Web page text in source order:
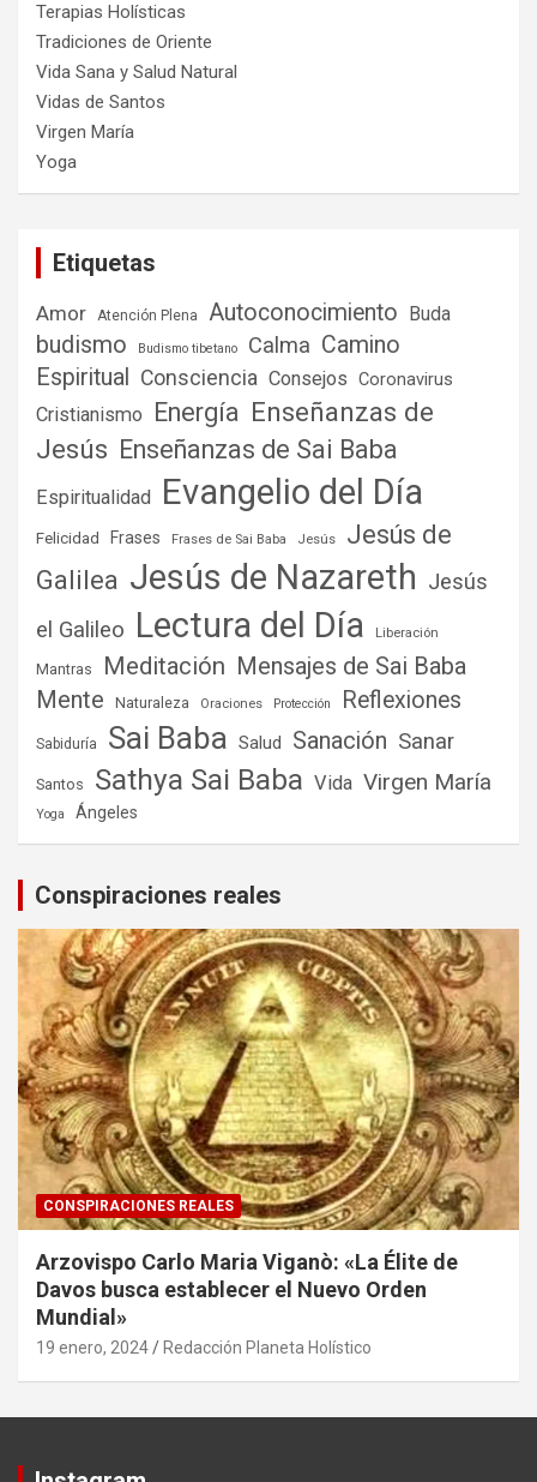
Terapias Holísticas
Tradiciones de Oriente
Vida Sana y Salud Natural
Vidas de Santos
Virgen María
Yoga
Etiquetas
Amor Atención Plena Autoconocimiento Buda
budismo Budismo tibetano Calma Camino
Espiritual
Consciencia Consejos Coronavirus
Cristianismo Energía Enseñanzas de
Jesús Enseñanzas de Sai Baba
Espiritualidad Evangelio del Día
Felicidad Frases Frases de Sai Baba Jesús
Jesús de
Galilea Jesús de Nazareth Jesús
el Galileo Lectura del Día Liberación
Mantras Meditación Mensajes de Sai Baba
Mente
Naturaleza Oraciones Protección Reflexiones
Sabiduría Sai Baba Salud Sanación Sanar
Santos Sathya Sai Baba Vida Virgen María
Yoga Ángeles
Conspiraciones reales
CONSPIRACIONES REALES
Arzovispo Carlo Maria Viganò: «La Élite de
Davos busca establecer el Nuevo Orden
Mundial»
19 enero, 2024 Redacción Planeta Holístico